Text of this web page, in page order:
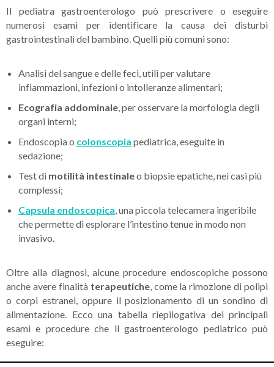
Il pediatra gastroenterologo può prescrivere o eseguire
numerosi esami per identificare la causa dei disturbi
gastrointestinali del bambino. Quelli più comuni sono:
Analisi del sangue e delle feci, utili per valutare
infiammazioni, infezioni o intolleranze alimentari;
Ecografia addominale , per osservare la morfologia degli
organi interni;
Endoscopia o colonscopia pediatrica, eseguite in
sedazione;
Test di motilità intestinaleo biopsie epatiche, nei casi più
complessi;
Capsula endoscopica , una piccola telecamera ingeribile
che permette di esplorare l’intestino tenue in modo non
invasivo.
Oltre alla diagnosi, alcune procedure endoscopiche possono
anche avere finalità terapeutiche, come la rimozione di polipi
o corpi estranei, oppure il posizionamento di un sondino di
alimentazione. Ecco una tabella riepilogativa dei principali
esami e procedure che il gastroenterologo pediatrico può
eseguire: